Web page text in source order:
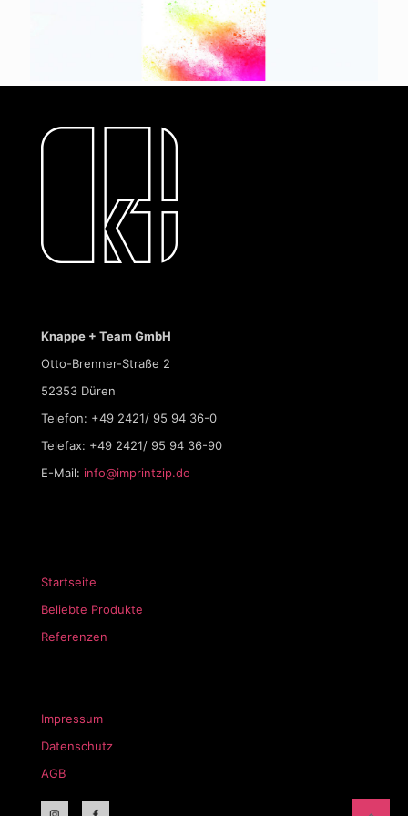
Knappe + Team GmbH
Otto-Brenner-Straße 2
52353 Düren
Telefon: +49 2421/ 95 94 36-0
Telefax: +49 2421/ 95 94 36-90
E-Mail: info@imprintzip.de
Startseite
Beliebte Produkte
Referenzen
Impressum
Datenschutz
AGB